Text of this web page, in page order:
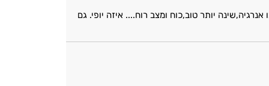
יותר טוב,כוח ומצב רוח.... איזה יופי. גם